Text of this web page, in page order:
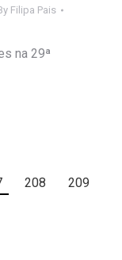
Filipa Pais
na 29ª
208
209